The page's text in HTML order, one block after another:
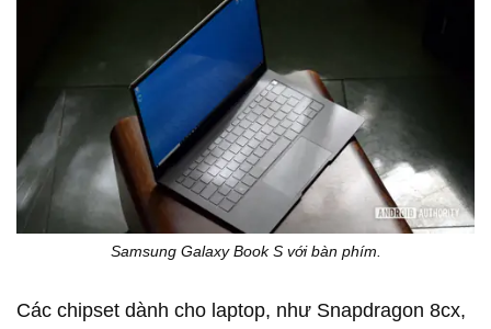
Samsung Galaxy Book S với bàn phím.
Các chipset dành cho laptop, như Snapdragon 8cx,